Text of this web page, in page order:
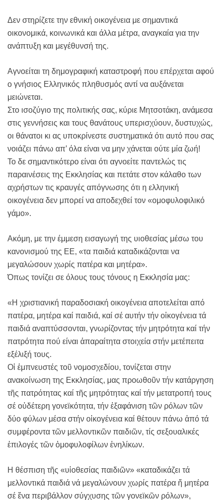
Δεν στηρίζετε την εθνική οικογένεια με σημαντικά
οικονομικά, κοινωνικά και άλλα μέτρα, αναγκαία για την
ανάπτυξη και μεγέθυνσή της.
Αγνοείται τη δημογραφική καταστροφή που επέρχεται αφού
ο γνήσιος Ελληνικός πληθυσμός αντί να αυξάνεται
μειώνεται.
Στο ισοζύγιο της πολιτικής σας, κύριε Μητσοτάκη, ανάμεσα
στις γεννήσεις και τους θανάτους υπερισχύουν, δυστυχώς,
οι θάνατοι κι ας υποκρίνεστε συστηματικά ότι αυτό που σας
νοιάζει πάνω απ’ όλα είναι να μην χάνεται ούτε μία ζωή!
Το δε σημαντικότερο είναι ότι αγνοείτε παντελώς τις
παραινέσεις της Εκκλησίας και πετάτε στον κάλαθο των
αχρήστων τις κραυγές απόγνωσης ότι η ελληνική
οικογένεια δεν μπορεί να αποδεχθεί τον «ομοφυλοφιλικό
γάμο».
Ακόμη, με την έμμεση εισαγωγή της υιοθεσίας μέσω του
κανονισμού της ΕΕ, «τα παιδιά καταδικάζονται να
μεγαλώσουν χωρίς πατέρα και μητέρα».
Όπως τονίζει σε όλους τους τόνους η Εκκλησία μας:
«Η χριστιανική παραδοσιακή οικογένεια αποτελείται από
πατέρα, μητέρα καί παιδιά, καί σέ αυτήν τήν οἰκογένεια τά
παιδιά αναπτύσσονται, γνωρίζοντας τήν μητρότητα καί τήν
πατρότητα πού είναι ἀπαραίτητα στοιχεία στήν μετέπειτα
εξέλιξή τους.
Οἱ ἐμπνευστές τοῦ νομοσχεδίου, τονίζεται στην
ανακοίνωση της Εκκλησίας, μας προωθοῦν τήν κατάργηση
τῆς πατρότητας καί τῆς μητρότητας καί τήν μετατροπή τους
σέ οὐδέτερη γονεϊκότητα, τήν ἐξαφάνιση τῶν ρόλων τῶν
δύο φύλων μέσα στήν οἰκογένεια καί θέτουν πάνω ἀπό τά
συμφέροντα τῶν μελλοντικῶν παιδιῶν, τίς σεξουαλικές
ἐπιλογές τῶν ὁμοφυλοφίλων ἐνηλίκων.
Η θέσπιση τῆς «υἱοθεσίας παιδιῶν» «καταδικάζει τά
μελλοντικά παιδιά νά μεγαλώνουν χωρίς πατέρα ἤ μητέρα
σέ ἕνα περιβάλλον σύγχυσης τῶν γονεϊκῶν ρόλων»,